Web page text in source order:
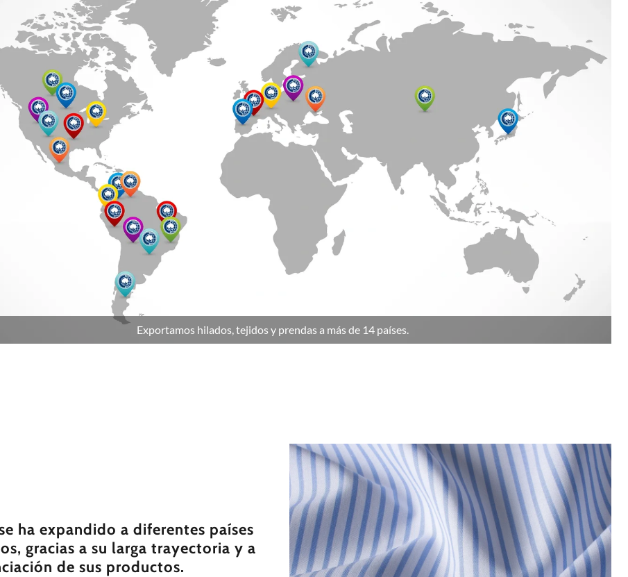
Exportamos hilados, tejidos y prendas a más de 14 países.
ha expandido a diferentes países
gracias a su larga trayectoria y a
de sus productos.